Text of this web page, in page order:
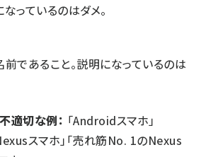
っているのはダメ。
であること。説明になっているのは
適切な例： 「Androidスマホ」
スマホ」「売れ筋No. 1のNexus